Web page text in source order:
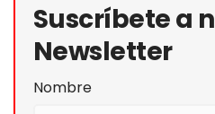
Suscríbete a
Newsletter
Nombre